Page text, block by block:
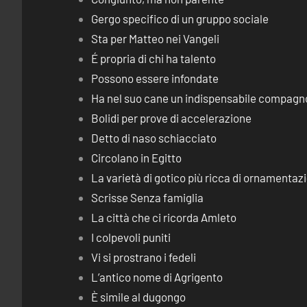
Gergo specifico di un gruppo sociale
Sta per Matteo nei Vangeli
É propria di chi ha talento
Possono essere infondate
Ha nel suo cane un indispensabile
Bolidi per prove di accelerazione
Detto di naso schiacciato
Circolano in Egitto
La varietà di gotico più ricca di
Scrisse Senza famiglia
La città che ci ricorda Amleto
I colpevoli puniti
Vi si prostrano i fedeli
L’antico nome di Agrigento
È simile al dugongo